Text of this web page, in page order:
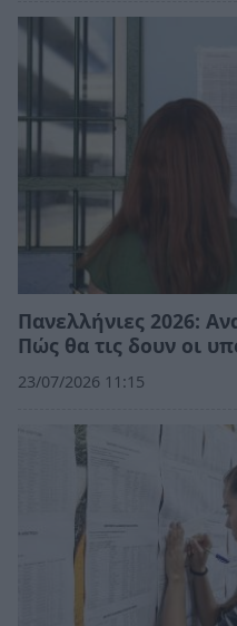
Πανελλήνιες 2026:
Πώς θα τις δουν οι
23/07/2026 11:15